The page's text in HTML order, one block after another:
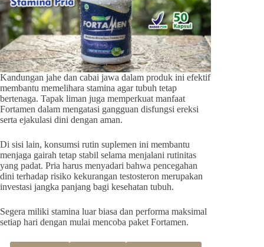
Kandungan jahe dan cabai jawa dalam produk ini efektif
membantu memelihara stamina agar tubuh tetap
bertenaga. Tapak liman juga memperkuat manfaat
Fortamen dalam mengatasi gangguan disfungsi ereksi
serta ejakulasi dini dengan aman.
Di sisi lain, konsumsi rutin suplemen ini membantu
menjaga gairah tetap stabil selama menjalani rutinitas
yang padat. Pria harus menyadari bahwa pencegahan
dini terhadap risiko kekurangan testosteron merupakan
investasi jangka panjang bagi kesehatan tubuh.
Segera miliki stamina luar biasa dan performa maksimal
setiap hari dengan mulai mencoba paket Fortamen.